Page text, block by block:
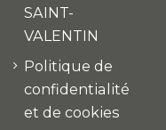
SAINT-
VALENTIN
Politique de
confidentialité
et de cookies